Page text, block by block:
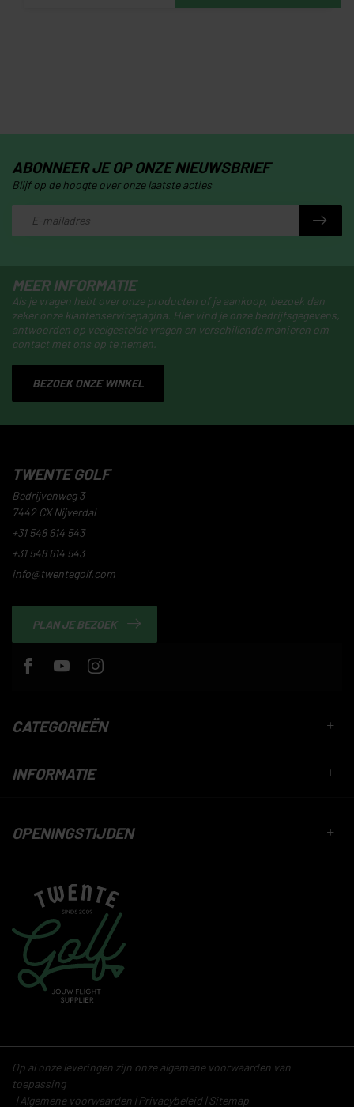
MEER INFORMATIE
Als je vragen hebt over onze producten of je aankoop, bezoek dan
zeker onze klantenservicepagina. Hier vind je onze bedrijfsgegevens,
antwoorden op veelgestelde vragen en verschillende manieren om
contact met ons op te nemen.
BEZOEK ONZE WINKEL
ABONNEER JE OP ONZE NIEUWSBRIEF
Blijf op de hoogte over onze laatste acties
TWENTE GOLF
Bedrijvenweg 3
7442 CX Nijverdal
+31 548 614 543
+31 548 614 543
info@twentegolf.com
PLAN JE BEZOEK
CATEGORIEËN
INFORMATIE
OPENINGSTIJDEN
Op al onze leveringen zijn onze algemene voorwaarden van
toepassing
Algemene voorwaarden Privacybeleid Sitemap